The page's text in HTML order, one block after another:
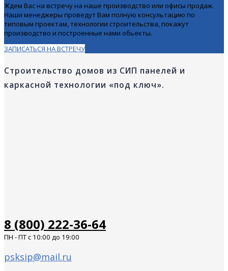
Ждем Вас на встречу на наше производство или офисы продаж.
Наши менеджеры проведут Вам полную консультацию по
типовым проектам, технологии строительства, покажут
производство и построенные нами обьекты.
ЗАПИСАТЬСЯ НА ВСТРЕЧУ
Строительство домов из СИП панелей и
каркасной технологии «под ключ».
8 (800) 222-36-64
ПН - ПТ с 10:00 до 19:00
psksip@mail.ru